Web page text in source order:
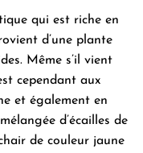
qui est riche en
d’une plante
Même s’il vient
cependant aux
et également en
d’écailles de
de couleur jaune